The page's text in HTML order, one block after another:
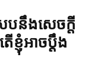
នឹងសេចក្តី
ខ្ញុំអាចប្តឹង